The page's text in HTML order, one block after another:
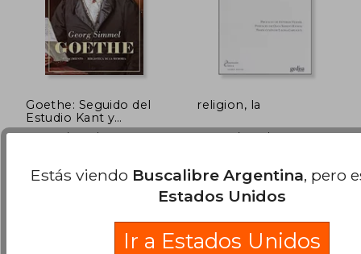
$ 25.000 10%
Goethe: Seguido del
Estudio Kant y
Goethe Para la
del Mundo (Biblioteca
de la Memoria, Serie
Georg Simmel
Editorial Renacimiento,
2019, 1 Edición, Tapa
religion, la
Georg Simmel
GEDISA, Tapa Blanda,
Nuevo
Estás viendo Buscalibre Argentina, pero
Estados Unidos
Ir a Estados Unidos